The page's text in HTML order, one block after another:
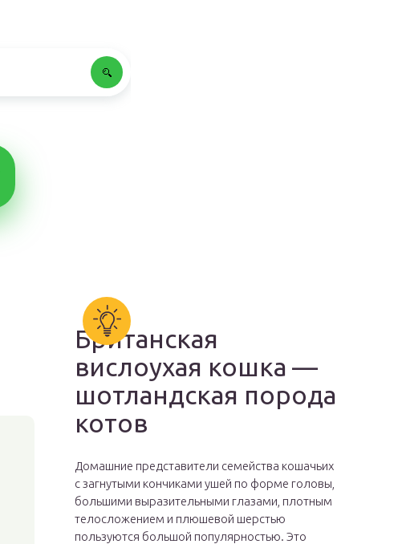
Британская
вислоухая кошка —
шотландская порода
котов
Домашние представители семейства кошачьих
с загнутыми кончиками ушей по форме головы,
большими выразительными глазами, плотным
телосложением и плюшевой шерстью
пользуются большой популярностью. Это